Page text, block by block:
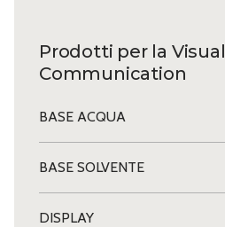
Prodotti per la Visual
Communication
BASE ACQUA
BASE SOLVENTE
DISPLAY